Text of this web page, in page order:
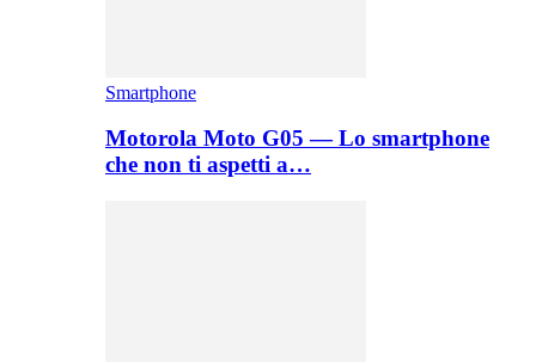
Smartphone
Motorola Moto G05 — Lo smartphone
che non ti aspetti a…